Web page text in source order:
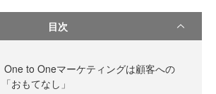
目次
One to Oneマーケティングは顧客への
「おもてなし」